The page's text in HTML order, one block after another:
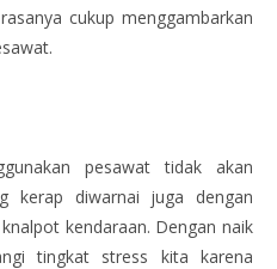
cukup menggambarkan
pesawat tidak akan
kerap diwarnai juga dengan
kendaraan. Dengan naik
tingkat stress kita karena